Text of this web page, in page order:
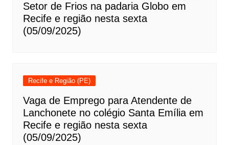
Setor de Frios na padaria Globo em
Recife e região nesta sexta
(05/09/2025)
Recife e Região (PE)
Vaga de Emprego para Atendente de
Lanchonete no colégio Santa Emília em
Recife e região nesta sexta
(05/09/2025)